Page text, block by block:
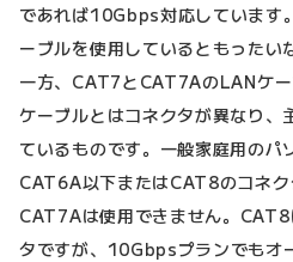
であれば10Gbps対応しています
ーブルを使用しているともったい
一方、CAT7とCAT7AのLANケ
ケーブルとはコネクタが異なり、
ているものです。一般家庭用のパ
CAT6A以下またはCAT8のコネ
CAT7Aは使用できません。
タですが、10Gbpsプランでもオ